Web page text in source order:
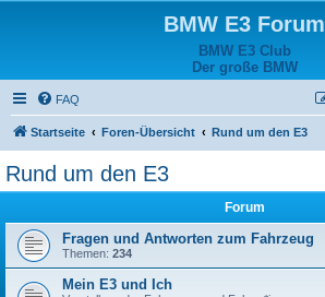
BMW E3 Forum
BMW E3 Club
Der große BMW
FAQ
Startseite Foren-Übersicht Rund um den E3
Rund um den E3
Forum
Fragen und Antworten zum Fahrzeug
Themen: 234
Mein E3 und Ich